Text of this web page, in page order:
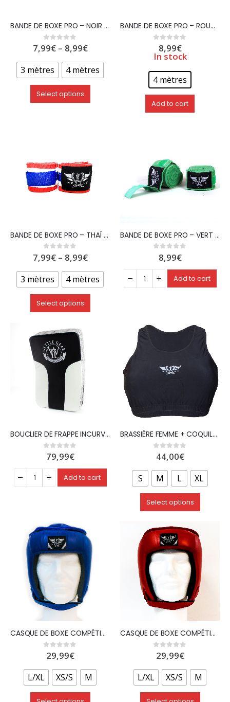
BANDE DE BOXE PRO – NOIR – WETTLE GEAR
0out of 5
7,99€– 8,99€
3 mètres 4 mètres
Select options
BANDE DE BOXE PRO – ROUGE – 4 mètres – WETTLE GEAR
out of 5
8,99€
In stock
4 mètres
Add to cart
BANDE DE BOXE PRO – THAÏ – WETTLE GEAR
0out of 5
7,99€– 8,99€
3 mètres 4 mètres
Select options
BANDE DE BOXE PRO – VERT – WETTLE GEAR
out of 5
8,99€
Add to cart
BOUCLIER DE FRAPPE INCURVÉ – WETTLE GEAR
0out of 5
79,99€
Add to cart
BRASSIÈRE FEMME + COQUILLE POITRINE FEMME – WETTLE GEAR
out of 5
44,00€
S M L XL
Select options
CASQUE DE BOXE COMPÉTITION EN PU – BLEU – WETTLE GEAR
0out of 5
29,99€
L/XL XS/S M
CASQUE DE BOXE COMPÉTITION EN PU – ROUGE – WETTLE GEAR
0out of 5
29,99€
L/XL XS/S M